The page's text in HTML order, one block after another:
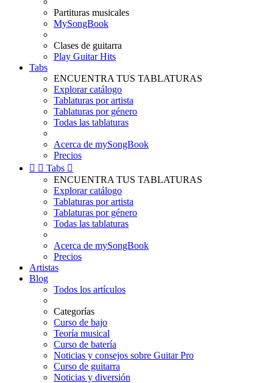
Partituras musicales
MySongBook
Clases de guitarra
Play Guitar Hits
Tabs
ENCUENTRA TUS TABLATURAS
Explorar catálogo
Tablaturas por artista
Tablaturas por género
Todas las tablaturas
Acerca de mySongBook
Precios
  Tabs 
ENCUENTRA TUS TABLATURAS
Explorar catálogo
Tablaturas por artista
Tablaturas por género
Todas las tablaturas
Acerca de mySongBook
Precios
Artistas
Blog
Todos los artículos
Categorías
Curso de bajo
Teoría musical
Curso de batería
Noticias y consejos sobre Guitar Pro
Curso de guitarra
Noticias y diversión